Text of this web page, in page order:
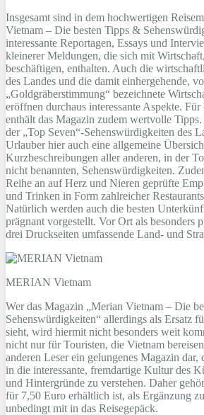
Insgesamt sind in dem hochwertigen
Vietnam – Die besten Tipps &
interessante Reportagen, Essays und
kleinerer Meldungen, die sich mit
beschäftigen, enthalten. Auch die
des Landes und die damit einhergehende,
„Goldgräberstimmung“ bezeichnete
eröffnen durchaus interessante Aspekte.
enthält das Magazin zudem wertvolle
der „Top Seven“-Sehenswürdigkeiten des
Urlauber hier auch eine allgemeine
Kurzbeschreibungen aller anderen, in der
nicht benannten, Sehenswürdigkeiten.
Reihe an auf Herz und Nieren geprüfte
und Trinken in Form zahlreicher
Natürlich werden auch die besten
prägnant vorgestellt. Vor Ort als besonders
drei Druckseiten umfassende Land- und
MERIAN Vietnam
Wer das Magazin „Merian Vietnam – Die
Sehenswürdigkeiten“ allerdings als Ersatz
sieht, wird hiermit nicht besonders weit
nicht nur für Touristen, die Vietnam
anderen Leser ein gelungenes Magazin dar,
in die interessante, fremdartige Kultur des
und Hintergründe zu verstehen. Daher
für 7,50 Euro erhältlich ist, als Ergänzung
unbedingt mit in das Reisegepäck.